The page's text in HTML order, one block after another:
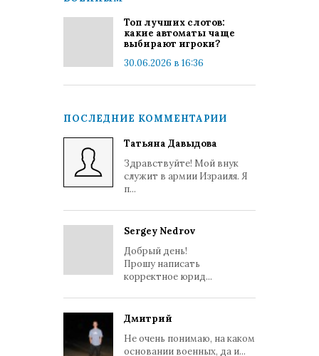
Топ лучших слотов:
какие автоматы чаще
выбирают игроки?
30.06.2026 в 16:36
ПОСЛЕДНИЕ КОММЕНТАРИИ
Татьяна Давыдова
Здравствуйте! Мой внук
служит в армии Израиля. Я
п...
Sergey Nedrov
Добрый день!
Прошу написать
корректное юрид...
Дмитрий
Не очень понимаю, на каком
основании военных, да и...